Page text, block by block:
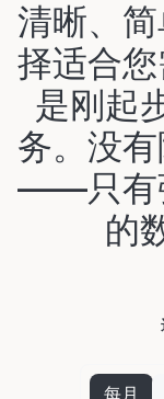
清晰、
择适合
是刚起
务。没
——只有
的
每月